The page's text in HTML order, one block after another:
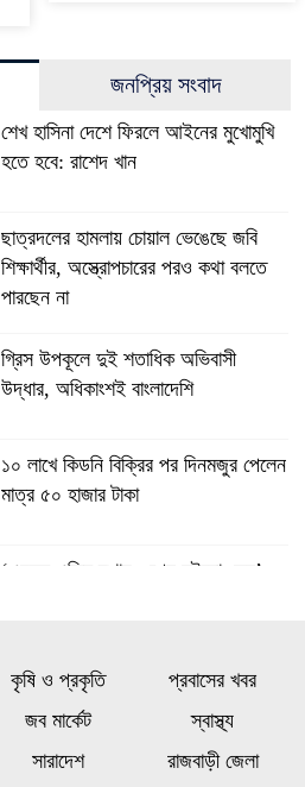
জনপ্রিয় সংবাদ
শেখ হাসিনা দেশে ফিরলে আইনের মুখোমুখি
হতে হবে: রাশেদ খান
ছাত্রদলের হামলায় চোয়াল ভেঙেছে জবি
শিক্ষার্থীর, অস্ত্রোপচারের পরও কথা বলতে
পারছেন না
গ্রিস উপকূলে দুই শতাধিক অভিবাসী
উদ্ধার, অধিকাংশই বাংলাদেশি
১০ লাখে কিডনি বিক্রির পর দিনমজুর পেলেন
মাত্র ৫০ হাজার টাকা
‘এরকম এতিম দশায় ওপেন হইলো কেন’,
সাকিবকে দেশে ফেরানো নিয়ে আগের
অবস্থান থেকে সরে গেলেন ক্রীড়া
কৃষি ও প্রকৃতি
প্রবাসের খবর
জব মার্কেট
স্বাস্থ্য
সারাদেশ
রাজবাড়ী জেলা